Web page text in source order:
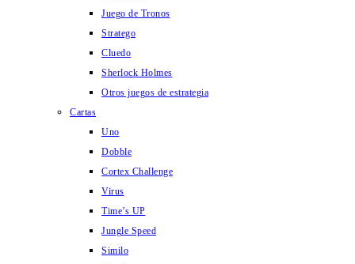
Juego de Tronos
Stratego
Cluedo
Sherlock Holmes
Otros juegos de estrategia
Cartas
Uno
Dobble
Cortex Challenge
Virus
Time’s UP
Jungle Speed
Similo